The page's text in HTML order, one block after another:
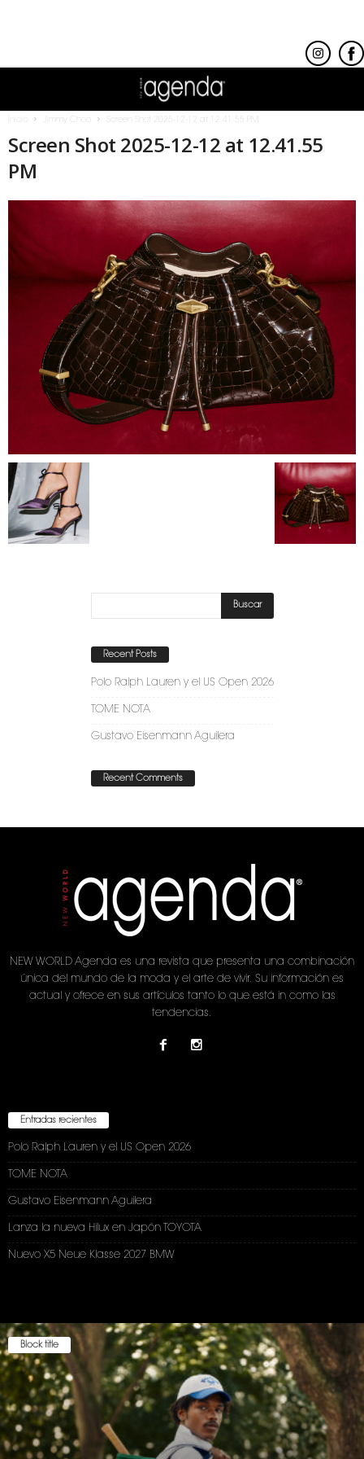
Jimmy Choo Screen Shot 2025-12-12 at 12.41.55 PM
Screen Shot 2025-12-12 at 12.41.55
PM
Recent Posts
Polo Ralph Lauren y el US Open 2026
TOME NOTA
Gustavo Eisenmann Aguilera
Recent Comments
NEW WORLD Agenda es una revista que presenta una combinación
única del mundo de la moda y el arte de vivir. Su información es
actual y ofrece en sus artículos tanto lo que está in como las
tendencias.
Entradas recientes
Polo Ralph Lauren y el US Open 2026
TOME NOTA
Gustavo Eisenmann Aguilera
Lanza la nueva Hilux en Japón TOYOTA
Nuevo X5 Neue Klasse 2027 BMW
Block title